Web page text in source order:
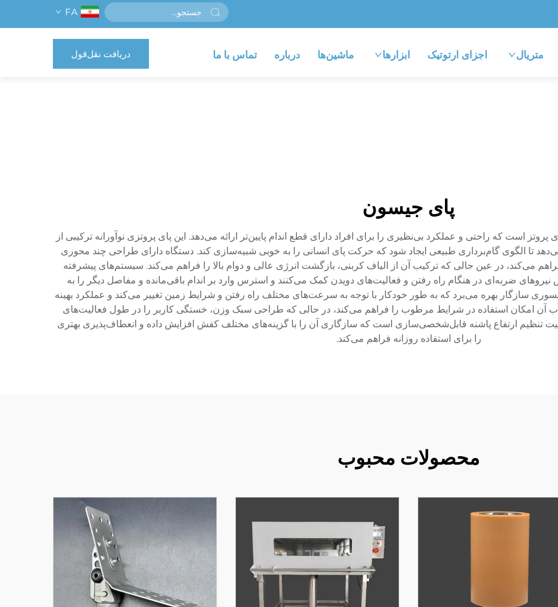
FA
متریال اجزای ارتوتیک ابزارها ماشین‌ها درباره تماس با ما دریافت نقل‌قول
پای جیسون
است که راحتی و عملکرد بی‌نظیری را برای افراد دارای قطع اندام پایین‌تر ارائه می‌دهد. این پای پروتزی نوآورانه ترکیبی از
می‌دهد تا الگوی گام‌برداری طبیعی ایجاد شود که حرکت پای انسانی را به خوبی شبیه‌سازی کند. دستگاه دارای طراحی چند محوری
می‌کند، در عین حالی که ترکیب آن از الیاف کربنی، بازگشت انرژی عالی و دوام بالا را فراهم می‌کند. سیستم‌های پیشرفته
ضربه‌ای در هنگام راه رفتن و فعالیت‌های دویدن کمک می‌کنند و استرس وارد بر اندام باقی‌مانده و مفاصل دیگر را به
سازگار بهره می‌برد که به طور خودکار با توجه به سرعت‌های مختلف راه رفتن و شرایط زمین تغییر می‌کند و عملکرد بهینه
آن امکان استفاده در شرایط مرطوب را فراهم می‌کند، در حالی که طراحی سبک وزن، خستگی کاربر را در طول فعالیت‌های
تنظیم ارتفاع پاشنه قابل‌شخصی‌سازی است که سازگاری آن را با گزینه‌های مختلف کفش افزایش داده و انعطاف‌پذیری بهتری
را برای استفاده روزانه فراهم می‌کند.
محصولات محبوب